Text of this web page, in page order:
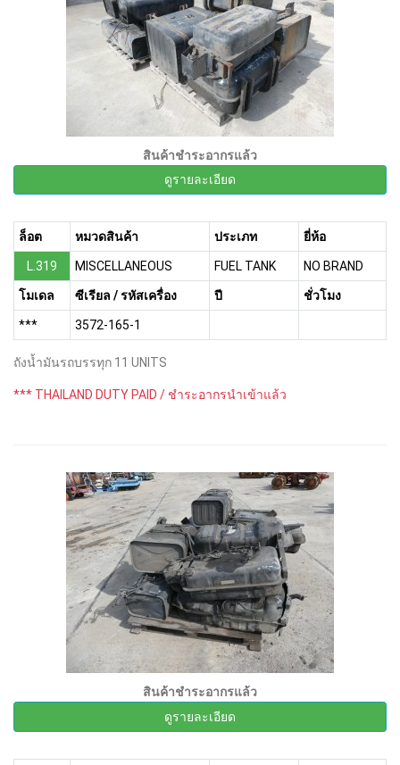
สินค้าชำระอากรแล้ว
ดูรายละเอียด
ล็อต หมวดสินค้า ประเภท ยี่ห้อ
L.319 MISCELLANEOUS FUEL TANK NO BRAND
โมเดล ซีเรียล / รหัสเครื่อง ปี ชั่วโมง
*** 3572-165-1
ถังน้ำมันรถบรรทุก 11 UNITS
*** THAILAND DUTY PAID / ชำระอากรนำเข้าแล้ว
สินค้าชำระอากรแล้ว
ดูรายละเอียด